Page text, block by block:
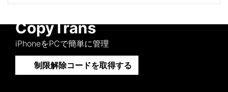
CopyTrans
iPhoneをPCで簡単に管理
制限解除コードを取得する